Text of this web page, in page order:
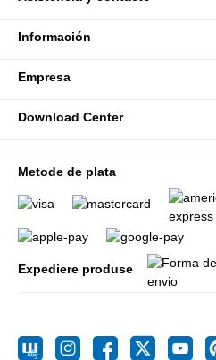
Información
Empresa
Download Center
Metode de plata
Expediere produse